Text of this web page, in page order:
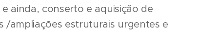
ainda, conserto e aquisição de
/ampliações estruturais urgentes e